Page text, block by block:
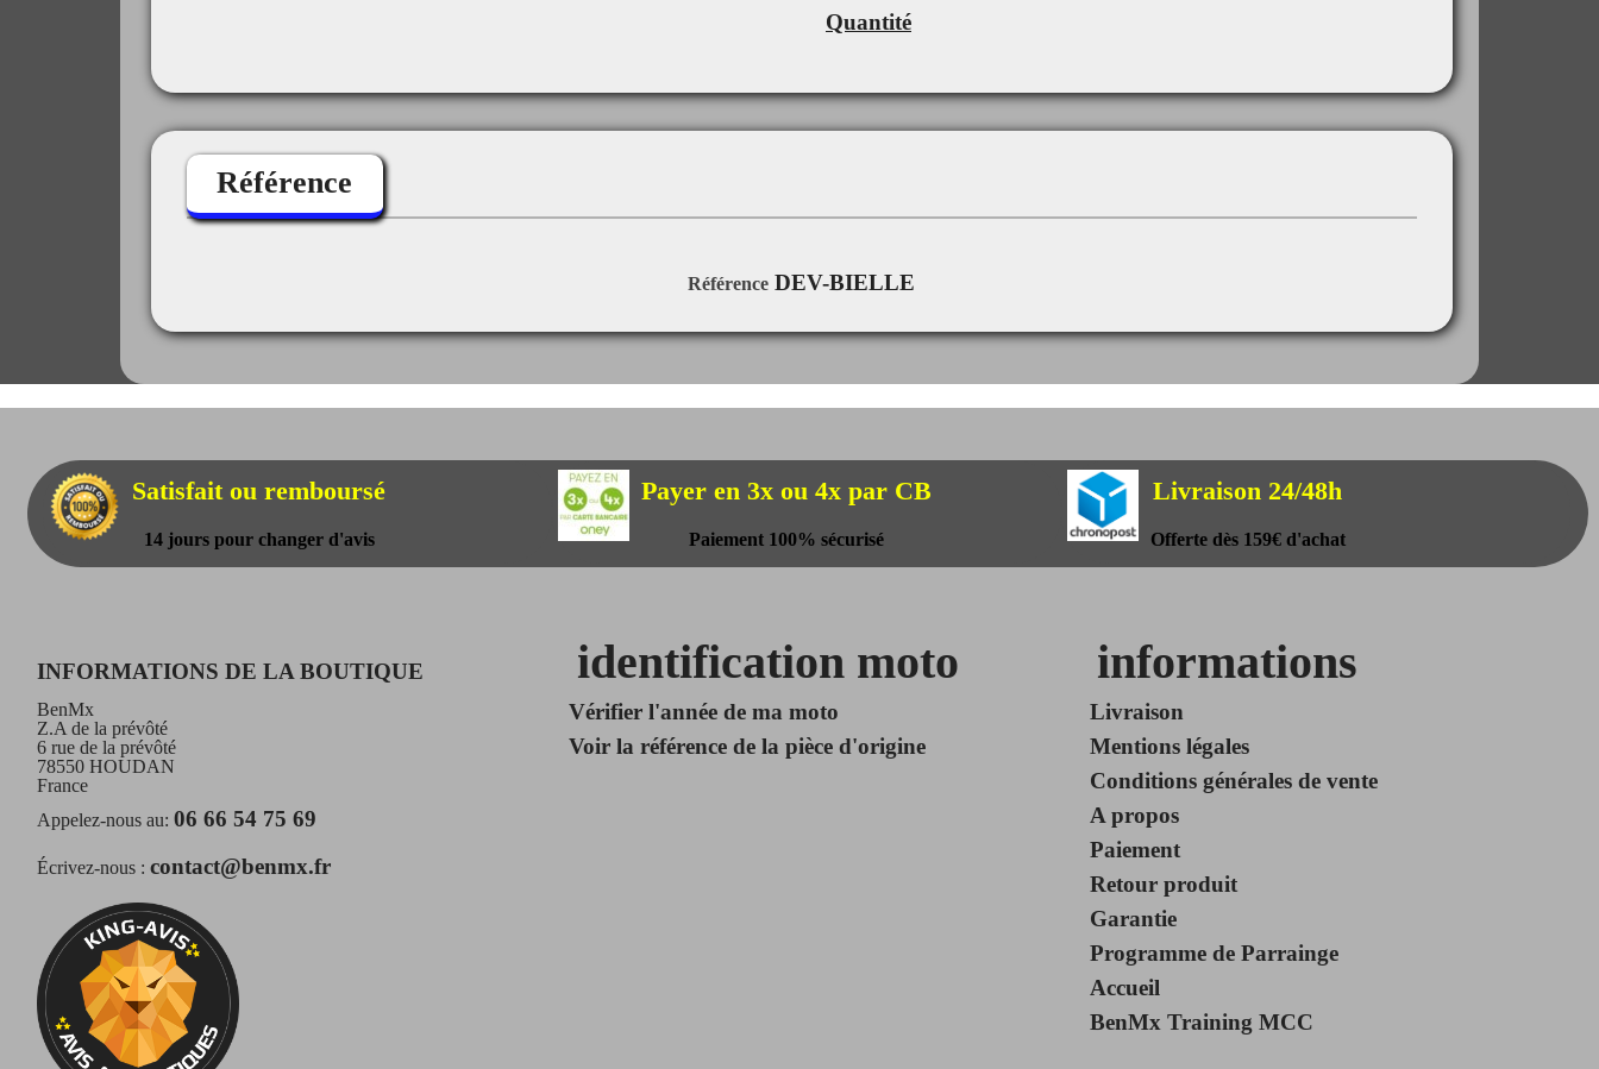
Quantité
Référence
Référence DEV-BIELLE
Satisfait ou remboursé
14 jours pour changer d'avis
Payer en 3x ou 4x par CB
Paiement 100% sécurisé
Livraison 24/48h
Offerte dès 159€ d'achat
INFORMATIONS DE LA BOUTIQUE
BenMx
Z.A de la prévôté
6 rue de la prévôté
78550 HOUDAN
France
Appelez-nous au: 06 66 54 75 69
Écrivez-nous : contact@benmx.fr
identification moto
Vérifier l'année de ma moto
Voir la référence de la pièce d'origine
informations
Livraison
Mentions légales
Conditions générales de vente
A propos
Paiement
Retour produit
Garantie
Programme de Parrainge
Accueil
BenMx Training MCC